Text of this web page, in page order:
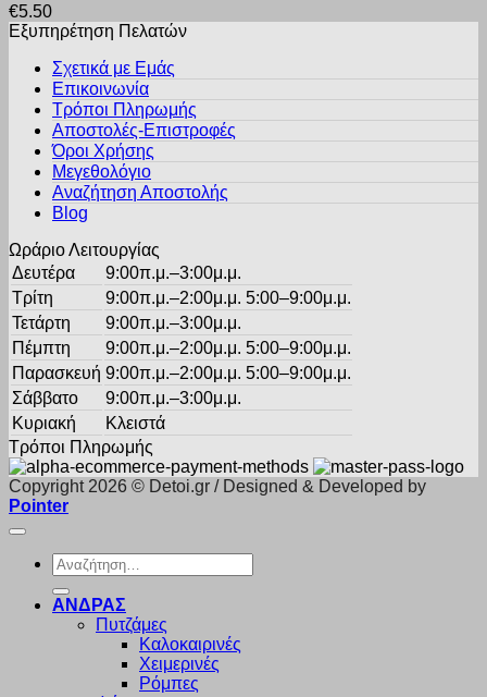
στη
σελίδα
προϊόντος
έχει
πολλαπλές
επιλογές
μπορούν
επιλεγούν
σελίδα
€5.50
Εξυπηρέτηση Πελατών
Σχετικά με Εμάς
Επικοινωνία
Τρόποι Πληρωμής
Αποστολές-Επιστροφές
Όροι Χρήσης
Μεγεθολόγιο
Αναζήτηση Αποστολής
Blog
Ωράριο Λειτουργίας
Δευτέρα
9:00π.μ.–3:00μ.μ.
Τρίτη
9:00π.μ.–2:00μ.μ. 5:00–9:00μ.μ.
Τετάρτη
9:00π.μ.–3:00μ.μ.
Πέμπτη
9:00π.μ.–2:00μ.μ. 5:00–9:00μ.μ.
Παρασκευή 9:00π.μ.–2:00μ.μ. 5:00–9:00μ.μ.
Σάββατο
9:00π.μ.–3:00μ.μ.
Κυριακή
Κλειστά
Τρόποι Πληρωμής
Copyright 2026 © Detoi.gr / Designed & Developed by
Pointer
Αναζήτηση
για:
ΑΝΔΡΑΣ
Πυτζάμες
Καλοκαιρινές
Χειμερινές
Ρόμπες